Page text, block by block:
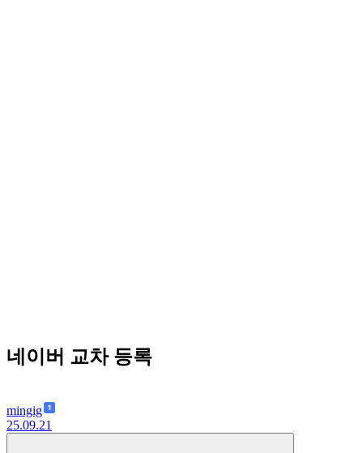
네이버 교차 등록
mingig
25.09.21